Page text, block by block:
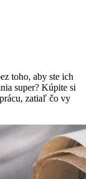
toho, aby ste ich
super? Kúpite si
zatiaľ čo vy